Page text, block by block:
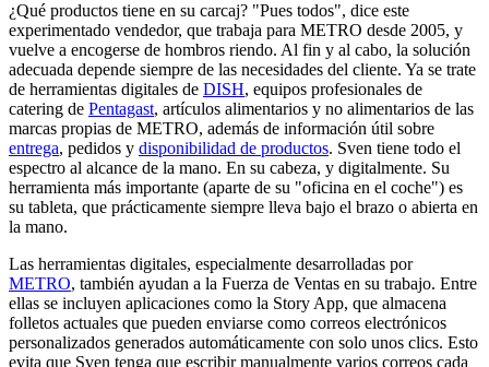
¿Qué productos tiene en su carcaj? "Pues todos", dice este
experimentado vendedor, que trabaja para METRO desde 2005, y
vuelve a encogerse de hombros riendo. Al fin y al cabo, la solución
adecuada depende siempre de las necesidades del cliente. Ya se trate
de herramientas digitales de DISH, equipos profesionales de
catering de Pentagast, artículos alimentarios y no alimentarios de las
marcas propias de METRO, además de información útil sobre
entrega, pedidos y disponibilidad de productos. Sven tiene todo el
espectro al alcance de la mano. En su cabeza, y digitalmente. Su
herramienta más importante (aparte de su "oficina en el coche") es
su tableta, que prácticamente siempre lleva bajo el brazo o abierta en
la mano.
Las herramientas digitales, especialmente desarrolladas por
METRO, también ayudan a la Fuerza de Ventas en su trabajo. Entre
ellas se incluyen aplicaciones como la Story App, que almacena
folletos actuales que pueden enviarse como correos electrónicos
personalizados generados automáticamente con solo unos clics. Esto
evita que Sven tenga que escribir manualmente varios correos cada